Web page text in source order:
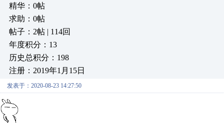
精华：0帖
求助：0帖
帖子：2帖 | 114回
年度积分：13
历史总积分：198
注册：2019年1月15日
发表于：2020-08-23 14:27:50